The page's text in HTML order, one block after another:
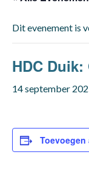
Dit evenement is
HDC
14 september
Toevoegen